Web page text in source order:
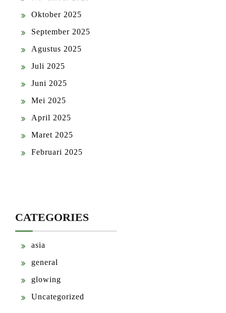
Oktober 2025
September 2025
Agustus 2025
Juli 2025
Juni 2025
Mei 2025
April 2025
Maret 2025
Februari 2025
CATEGORIES
asia
general
glowing
Uncategorized